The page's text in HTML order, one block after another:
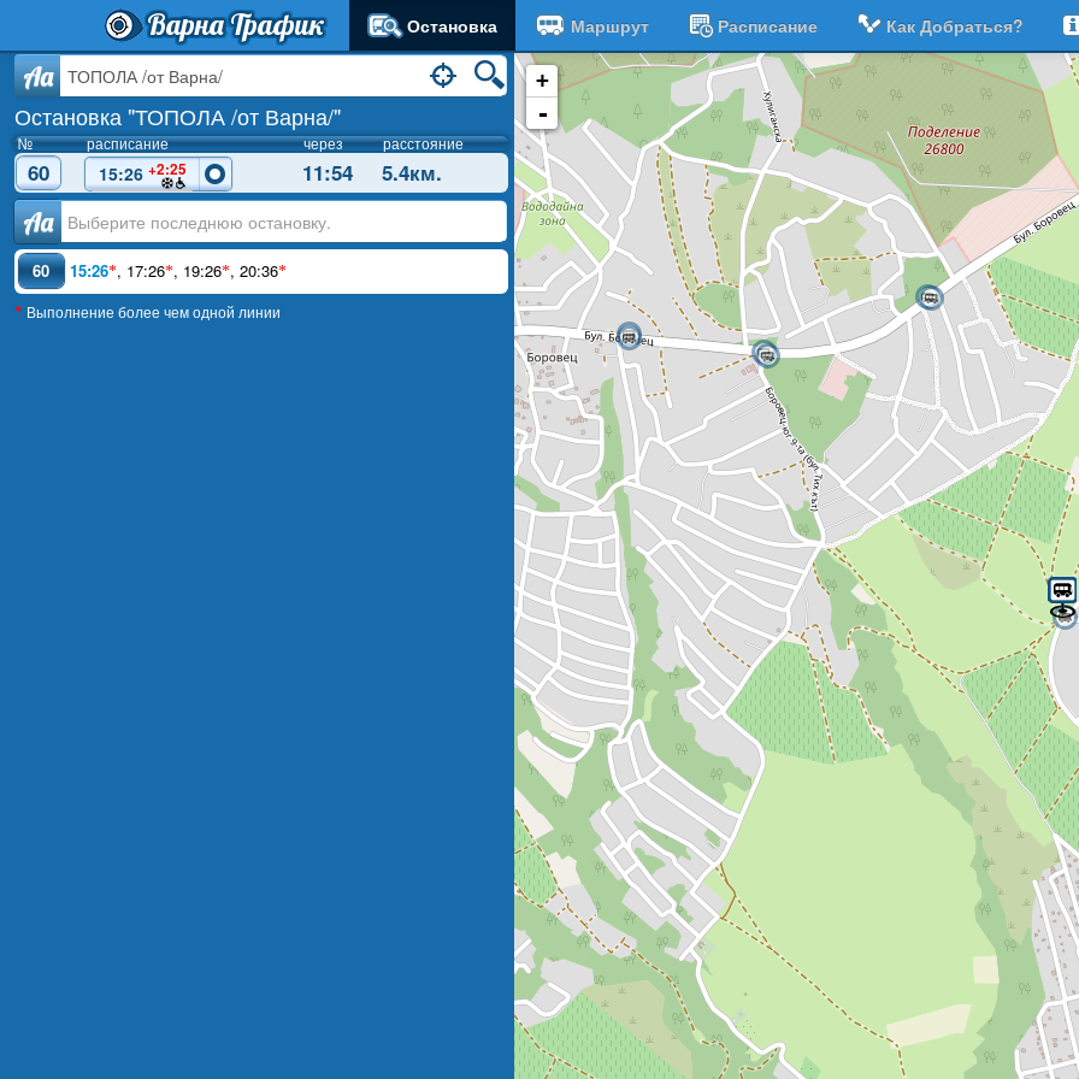
Варна Трафик Остановка Маршрут Расписание Как Добраться?
Aa
Остановка "ТОПОЛА /от Варна/"
№ расписание через расстояние
60 15:26 +2:25 11:54 5.4км.
Аа
60 15:26*, 17:26*, 19:26*, 20:36*
*Выполнение более чем одной линии
+
-